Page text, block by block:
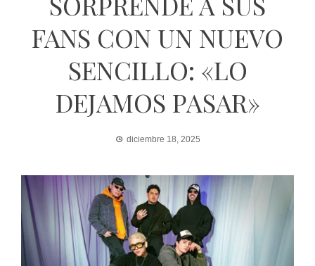
FANS CON UN NUEVO
SENCILLO: «LO
DEJAMOS PASAR»
diciembre 18, 2025